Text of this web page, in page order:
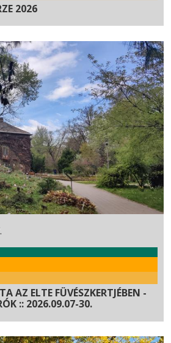
2026
AZ ELTE FÜVÉSZKERTJÉBEN -
:: 2026.09.07-30.